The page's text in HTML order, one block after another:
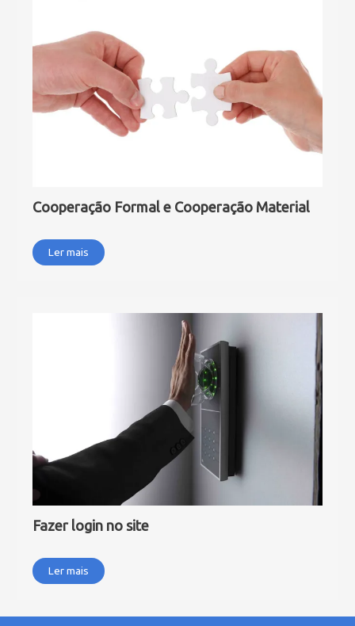
Cooperação Formal e Cooperação Material
Ler mais
Fazer login no site
Ler mais